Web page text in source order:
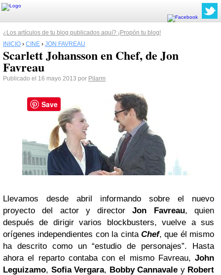
¿Los artículos de tu blog publicados aquí? ¡Propón tu blog!
INICIO › CINE › JON FAVREAU
Scarlett Johansson en Chef, de Jon
Favreau
Publicado el 16 mayo 2013 por Pilarm
Llevamos desde abril informando sobre el nuevo
proyecto del actor y directorJon Favreau, quien
después de dirigir varios blockbusters, vuelve a sus
orígenes independientes con la cinta Chef, que él mismo
ha descrito como un “estudio de personajes”. Hasta
ahora el reparto contaba con el mismo Favreau, John
Leguizamo, Sofia Vergara, Bobby Cannavale y Robert
Save